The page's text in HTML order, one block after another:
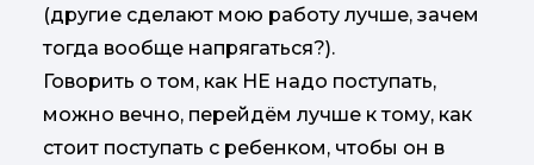
(другие сделают мою работу лучше, зачем
тогда вообще напрягаться?).
Говорить о том, как НЕ надо поступать,
можно вечно, перейдём лучше к тому, как
стоит поступать с ребенком, чтобы он в